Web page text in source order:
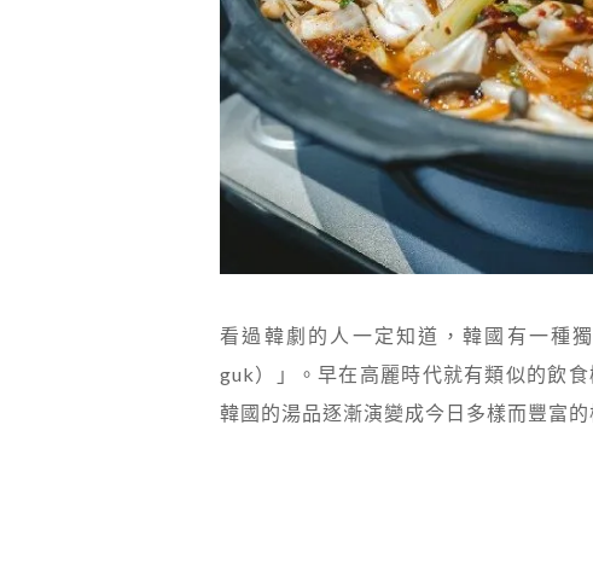
看過韓劇的人一定知道，韓國有一種
guk）」。早在高麗時代就有類似的飲
韓國的湯品逐漸演變成今日多樣而豐富的